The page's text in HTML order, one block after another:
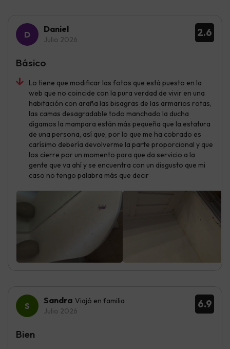
2.6
Daniel
Julio 2026
Lo tiene que modificar las fotos que está puesto en la
web que no coincide con la pura verdad de vivir en una
habitación con araña las bisagras de las armarios rotas,
las camas desagradable todo manchado la ducha
digamos la mampara están más pequeña que la estatura
de una persona, así que, por lo que me ha cobrado es
carísimo debería devolverme la parte proporcional y que
los cierre por un momento para que da servicio a la
gente que va ahí y se encuentra con un disgusto que mi
caso no tengo palabra más que decir
Básico
6.9
Sandra Viajó en familia
Julio 2026
Bien